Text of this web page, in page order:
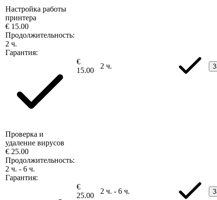
Настройка работы
принтера
€ 15.00
Продолжительность:
2 ч.
Гарантия:
€
15.00
2 ч.
Проверка и
удаление вирусов
€ 25.00
Продолжительность:
2 ч. - 6 ч.
Гарантия:
€
25.00
2 ч. - 6 ч.